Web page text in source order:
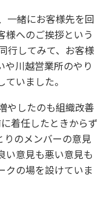
一緒にお客様先を回
様へのご挨拶という
行してみて、お客様
や川越営業所のやり
いました。
やしたのも組織改善
着任したときからず
りのメンバーの意見
い意見も悪い意見も
クの場を設けていま